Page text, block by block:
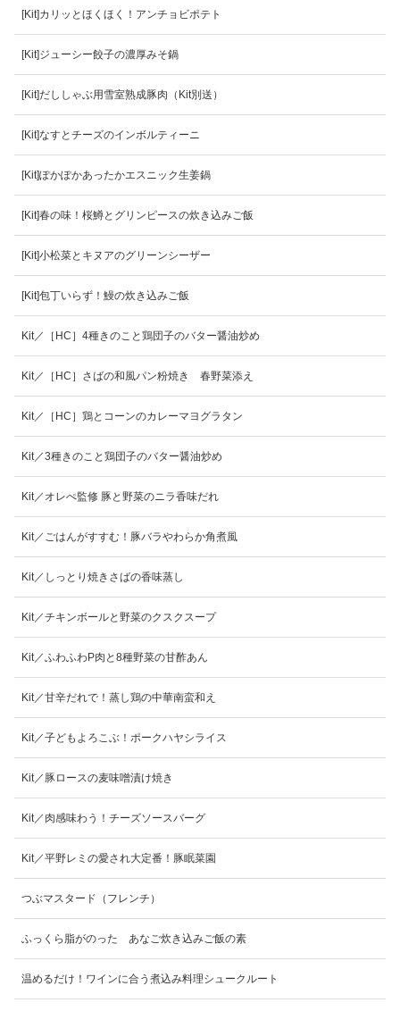
[Kit]カリッとほくほく！アンチョビポテト
[Kit]ジューシー餃子の濃厚みそ鍋
[Kit]だししゃぶ用雪室熟成豚肉（Kit別送）
[Kit]なすとチーズのインボルティーニ
[Kit]ぽかぽかあったかエスニック生姜鍋
[Kit]春の味！桜鱒とグリンピースの炊き込みご飯
[Kit]小松菜とキヌアのグリーンシーザー
[Kit]包丁いらず！鰻の炊き込みご飯
Kit／［HC］4種きのこと鶏団子のバター醤油炒め
Kit／［HC］さばの和風パン粉焼き 春野菜添え
Kit／［HC］鶏とコーンのカレーマヨグラタン
Kit／3種きのこと鶏団子のバター醤油炒め
Kit／オレぺ監修 豚と野菜のニラ香味だれ
Kit／ごはんがすすむ！豚バラやわらか角煮風
Kit／しっとり焼きさばの香味蒸し
Kit／チキンボールと野菜のクスクスープ
Kit／ふわふわP肉と8種野菜の甘酢あん
Kit／甘辛だれで！蒸し鶏の中華南蛮和え
Kit／子どもよろこぶ！ポークハヤシライス
Kit／豚ロースの麦味噌漬け焼き
Kit／肉感味わう！チーズソースバーグ
Kit／平野レミの愛され大定番！豚眠菜園
つぶマスタード（フレンチ）
ふっくら脂がのった あなご炊き込みご飯の素
温めるだけ！ワインに合う煮込み料理シュークルート